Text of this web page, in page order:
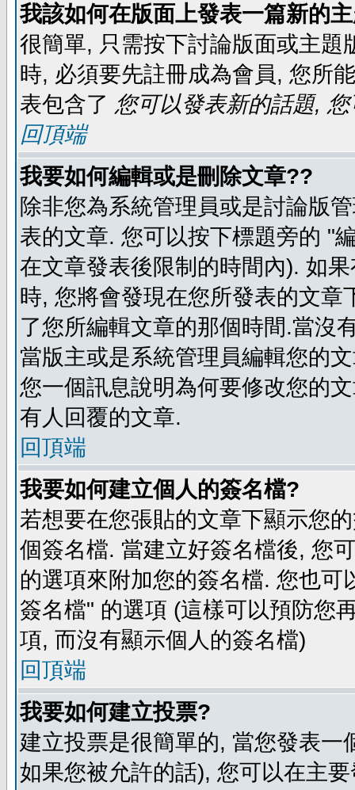
我該如何在版面上發表一篇新的
很簡單, 只需按下討論版面或主
時, 必須要先註冊成為會員, 您所
表包含了 您可以發表新的話題,
回頂端
我要如何編輯或是刪除文章??
除非您為系統管理員或是討論版
表的文章. 您可以按下標題旁的 "
在文章發表後限制的時間內). 如
時, 您將會發現在您所發表的文
了您所編輯文章的那個時間.當沒
當版主或是系統管理員編輯您的
您一個訊息說明為何要修改您的
有人回覆的文章.
回頂端
我要如何建立個人的簽名檔?
若想要在您張貼的文章下顯示您
個簽名檔. 當建立好簽名檔後, 您
的選項來附加您的簽名檔. 您也
簽名檔" 的選項 (這樣可以預防您
項, 而沒有顯示個人的簽名檔)
回頂端
我要如何建立投票?
建立投票是很簡單的, 當您發表
如果您被允許的話), 您可以在主